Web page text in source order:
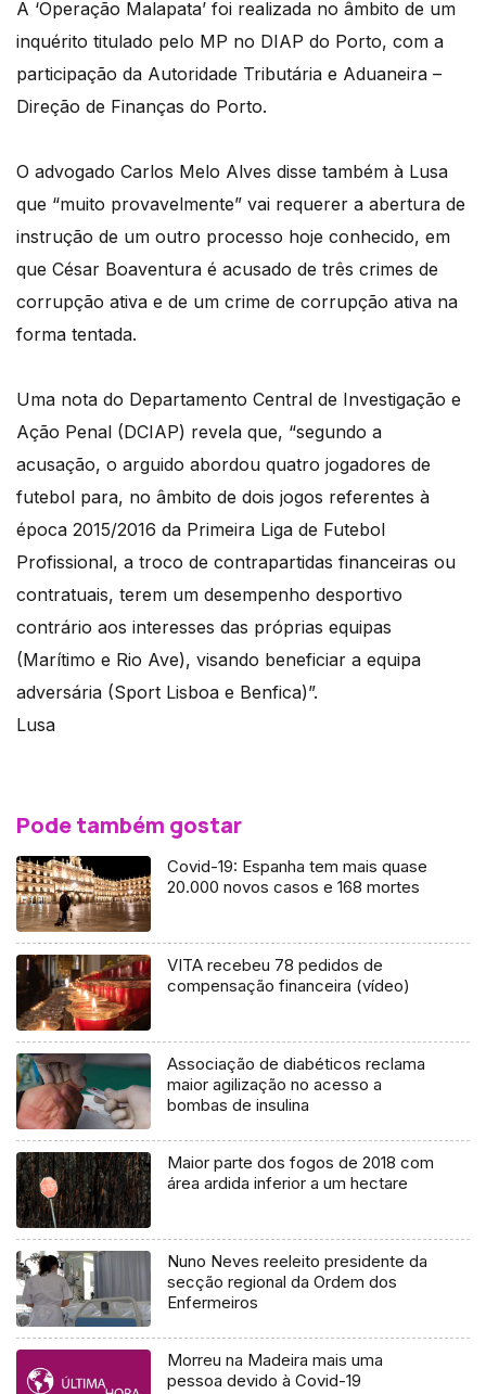
A ‘Operação Malapata’ foi realizada no âmbito de um
inquérito titulado pelo MP no DIAP do Porto, com a
participação da Autoridade Tributária e Aduaneira –
Direção de Finanças do Porto.
O advogado Carlos Melo Alves disse também à Lusa
que “muito provavelmente” vai requerer a abertura de
instrução de um outro processo hoje conhecido, em
que César Boaventura é acusado de três crimes de
corrupção ativa e de um crime de corrupção ativa na
forma tentada.
Uma nota do Departamento Central de Investigação e
Ação Penal (DCIAP) revela que, “segundo a
acusação, o arguido abordou quatro jogadores de
futebol para, no âmbito de dois jogos referentes à
época 2015/2016 da Primeira Liga de Futebol
Profissional, a troco de contrapartidas financeiras ou
contratuais, terem um desempenho desportivo
contrário aos interesses das próprias equipas
(Marítimo e Rio Ave), visando beneficiar a equipa
adversária (Sport Lisboa e Benfica)”.
Lusa
Pode também gostar
Covid-19: Espanha tem mais quase
20.000 novos casos e 168 mortes
VITA recebeu 78 pedidos de
compensação financeira (vídeo)
Associação de diabéticos reclama
maior agilização no acesso a
bombas de insulina
Maior parte dos fogos de 2018 com
área ardida inferior a um hectare
Nuno Neves reeleito presidente da
secção regional da Ordem dos
Enfermeiros
Morreu na Madeira mais uma
pessoa devido à Covid-19